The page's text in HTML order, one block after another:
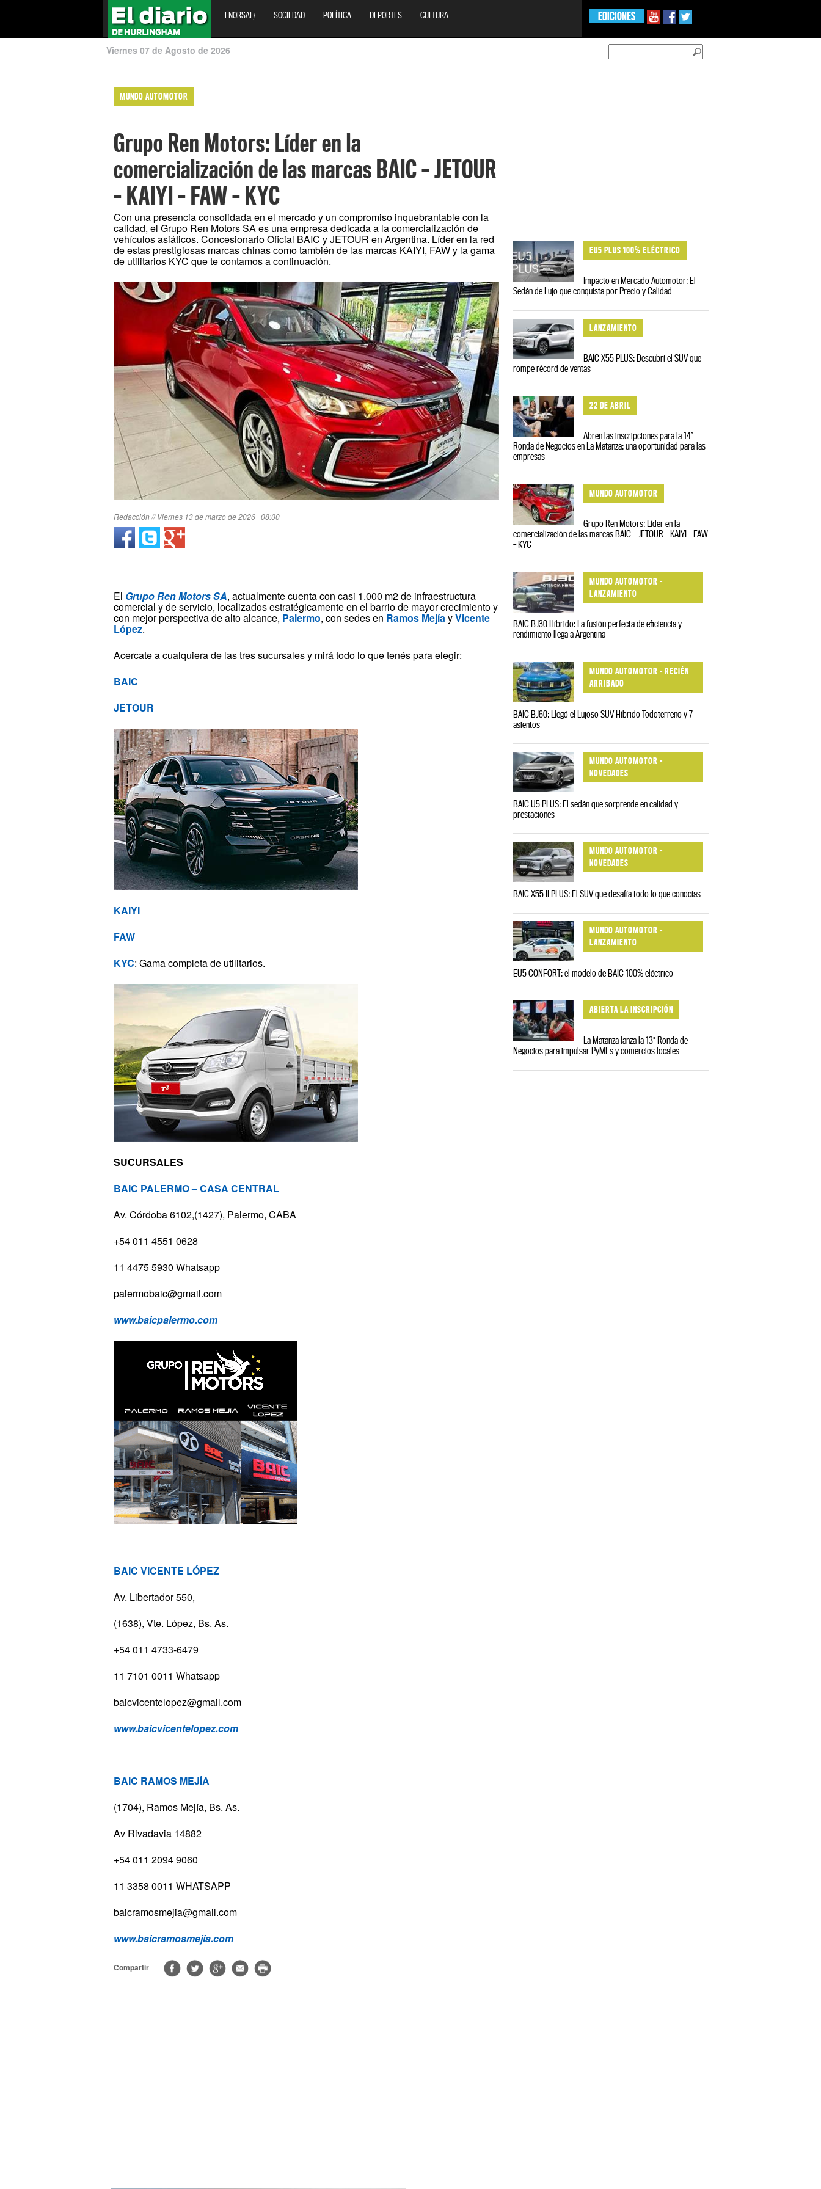
ENORSAI / SOCIEDAD POLÍTICA DEPORTES CULTURA EDICIONES
Viernes 07 de Agosto de 2026
MUNDO AUTOMOTOR
Grupo Ren Motors: Líder en la
comercialización de las marcas BAIC – JETOUR
– KAIYI – FAW – KYC
Con una presencia consolidada en el mercado y un compromiso inquebrantable con la
calidad, el Grupo Ren Motors SA es una empresa dedicada a la comercialización de
vehículos asiáticos. Concesionario Oficial BAIC y JETOUR en Argentina. Líder en la red
de estas prestigiosas marcas chinas como también de las marcas KAIYI, FAW y la gama
de utilitarios KYC que te contamos a continuación.
Redacción // Viernes 13 de marzo de 2026 | 08:00
El Grupo Ren Motors SA, actualmente cuenta con casi 1.000 m2 de infraestructura
comercial y de servicio, localizados estratégicamente en el barrio de mayor crecimiento y
con mejor perspectiva de alto alcance, Palermo, con sedes en Ramos MejíayVicente
López.
Acercate a cualquiera de las tres sucursales y mirá todo lo que tenés para elegir:
BAIC
JETOUR
KAIYI
FAW
KYC: Gama completa de utilitarios.
SUCURSALES
BAIC PALERMO – CASA CENTRAL
Av. Córdoba 6102,(1427), Palermo, CABA
+54 011 4551 0628
11 4475 5930 Whatsapp
palermobaic@gmail.com
www.baicpalermo.com
BAIC VICENTE LÓPEZ
Av. Libertador 550,
(1638), Vte. López, Bs. As.
+54 011 4733-6479
11 7101 0011 Whatsapp
baicvicentelopez@gmail.com
www.baicvicentelopez.com
BAIC RAMOS MEJÍA
(1704), Ramos Mejía, Bs. As.
Av Rivadavia 14882
+54 011 2094 9060
11 3358 0011 WHATSAPP
baicramosmejia@gmail.com
www.baicramosmejia.com
Compartir
EU5 PLUS 100% ELÉCTRICO
Impacto en Mercado Automotor: El
Sedán de Lujo que conquista por Precio y Calidad
LANZAMIENTO
BAIC X55 PLUS: Descubrí el SUV que
rompe récord de ventas
22 DE ABRIL
Abren las inscripciones para la 14°
Ronda de Negocios en La Matanza: una oportunidad para las
empresas
MUNDO AUTOMOTOR
Grupo Ren Motors: Líder en la
comercialización de las marcas BAIC – JETOUR – KAIYI – FAW
– KYC
MUNDO AUTOMOTOR -
LANZAMIENTO
BAIC BJ30 Híbrido: La fusión perfecta de eficiencia y
rendimiento llega a Argentina
MUNDO AUTOMOTOR - RECIÉN
ARRIBADO
BAIC BJ60: Llegó el Lujoso SUV Híbrido Todoterreno y 7
asientos
MUNDO AUTOMOTOR -
NOVEDADES
BAIC U5 PLUS: El sedán que sorprende en calidad y
prestaciones
MUNDO AUTOMOTOR -
NOVEDADES
BAIC X55 II PLUS: El SUV que desafía todo lo que conocías
MUNDO AUTOMOTOR -
LANZAMIENTO
EU5 CONFORT: el modelo de BAIC 100% eléctrico
ABIERTA LA INSCRIPCIÓN
La Matanza lanza la 13° Ronda de
Negocios para impulsar PyMEs y comercios locales